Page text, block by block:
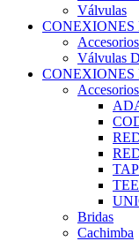
Válvulas
CONEXIONES
Válvulas
CONEXIONES
TEE
Bridas
Cachimba